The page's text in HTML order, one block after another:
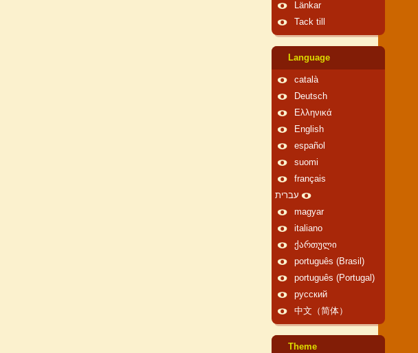
Länkar
Tack till
Language
català
Deutsch
Ελληνικά
English
español
suomi
français
עברית
magyar
italiano
ქართული
português (Brasil)
português (Portugal)
русский
中文（简体）
Theme